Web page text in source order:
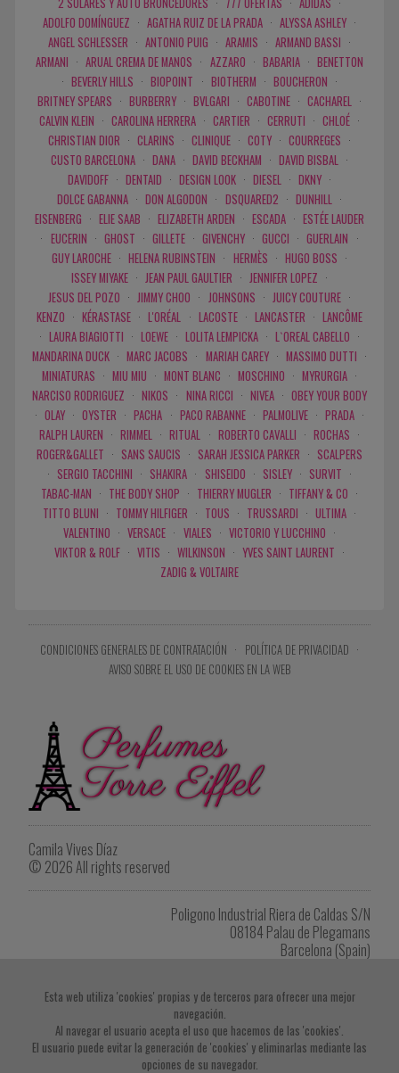
ADOLFO DOMÍNGUEZ · AGATHA RUIZ DE LA PRADA · ALYSSA ASHLEY ·
ANGEL SCHLESSER · ANTONIO PUIG · ARAMIS · ARMAND BASSI ·
ARMANI · ARUAL CREMA DE MANOS · AZZARO · BABARIA · BENETTON
· BEVERLY HILLS · BIOPOINT · BIOTHERM · BOUCHERON ·
BRITNEY SPEARS · BURBERRY · BVLGARI · CABOTINE · CACHAREL ·
CALVIN KLEIN · CAROLINA HERRERA · CARTIER · CERRUTI · CHLOÉ ·
CHRISTIAN DIOR · CLARINS · CLINIQUE · COTY · COURREGES ·
CUSTO BARCELONA · DANA · DAVID BECKHAM · DAVID BISBAL ·
DAVIDOFF · DENTAID · DESIGN LOOK · DIESEL · DKNY ·
DOLCE GABANNA · DON ALGODON · DSQUARED2 · DUNHILL ·
EISENBERG · ELIE SAAB · ELIZABETH ARDEN · ESCADA · ESTÉE LAUDER
· EUCERIN · GHOST · GILLETE · GIVENCHY · GUCCI · GUERLAIN ·
GUY LAROCHE · HELENA RUBINSTEIN · HERMÈS · HUGO BOSS ·
ISSEY MIYAKE · JEAN PAUL GAULTIER · JENNIFER LOPEZ ·
JESUS DEL POZO · JIMMY CHOO · JOHNSONS · JUICY COUTURE ·
KENZO · KÉRASTASE · L'ORÉAL · LACOSTE · LANCASTER · LANCÔME
· LAURA BIAGIOTTI · LOEWE · LOLITA LEMPICKA · L`OREAL CABELLO ·
MANDARINA DUCK · MARC JACOBS · MARIAH CAREY · MASSIMO DUTTI ·
MINIATURAS · MIU MIU · MONT BLANC · MOSCHINO · MYRURGIA ·
NARCISO RODRIGUEZ · NIKOS · NINA RICCI · NIVEA · OBEY YOUR BODY
· OLAY · OYSTER · PACHA · PACO RABANNE · PALMOLIVE · PRADA ·
RALPH LAUREN · RIMMEL · RITUAL · ROBERTO CAVALLI · ROCHAS ·
ROGER&GALLET · SANS SAUCIS · SARAH JESSICA PARKER · SCALPERS
· SERGIO TACCHINI · SHAKIRA · SHISEIDO · SISLEY · SURVIT ·
TABAC-MAN · THE BODY SHOP · THIERRY MUGLER · TIFFANY & CO ·
TITTO BLUNI · TOMMY HILFIGER · TOUS · TRUSSARDI · ULTIMA ·
VALENTINO · VERSACE · VIALES · VICTORIO Y LUCCHINO ·
VIKTOR & ROLF · VITIS · WILKINSON · YVES SAINT LAURENT ·
ZADIG & VOLTAIRE
CONDICIONES GENERALES DE CONTRATACIÓN · POLÍTICA DE PRIVACIDAD ·
AVISO SOBRE EL USO DE COOKIES EN LA WEB
Camila Vives Díaz
© 2026 All rights reserved
Poligono Industrial Riera de Caldas S/N
08184 Palau de Plegamans
Barcelona (Spain)
Imprimir listado de productos
Esta web utiliza 'cookies' propias y de terceros para ofrecer una mejor
navegación.
Al navegar el usuario acepta el uso que hacemos de las 'cookies'.
El usuario puede evitar la generación de 'cookies' y eliminarlas mediante las
opciones de su navegador.